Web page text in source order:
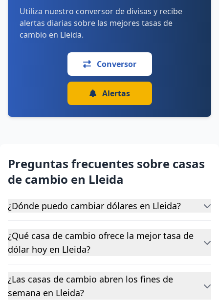
Utiliza nuestro conversor de divisas y recibe
alertas diarias sobre las mejores tasas de
cambio en Lleida.
Conversor
Alertas
Preguntas frecuentes sobre casas
de cambio en Lleida
¿Dónde puedo cambiar dólares en Lleida?
¿Qué casa de cambio ofrece la mejor tasa de
dólar hoy en Lleida?
¿Las casas de cambio abren los fines de
semana en Lleida?